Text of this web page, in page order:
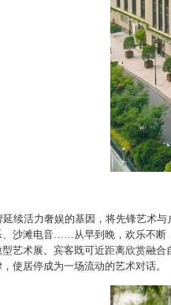
延续活力奢娱的基因，将先锋艺术与
沙滩电音……从早到晚，欢乐不断
艺术展。宾客既可近距离欣赏融
使居停成为一场流动的艺术对话。